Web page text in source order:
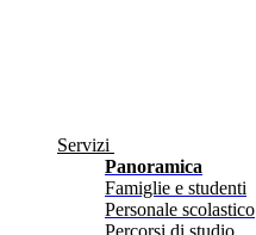
Servizi
Panoramica
Famiglie e studenti
Personale scolastico